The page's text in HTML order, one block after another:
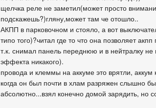
щелчка реле не заметил(может просто
подскажешь?)гляну,может там че отошло..
АКПП в парковочном и стояло, а вот
типо того)?читал где то что она позволяет
т.к. снимал панель переднюю и в нейтралку не
эффекта никакого).
провода и клеммы на аккуме это врятли,
когда он был почти в хлам разряжен слышно
абсолютно...взял конечно домой зарядить, но